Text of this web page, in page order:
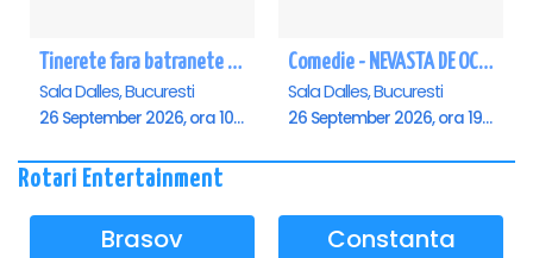
Tinerete fara batranete si viata fara de moarte
Sala Dalles, Bucuresti
26 September 2026, ora 10:30
Comedie - NEVASTA DE OCAZIE !!!
Sala Dalles, Bucuresti
26 September 2026, ora 19:00
Rotari Entertainment
Brasov Constanta